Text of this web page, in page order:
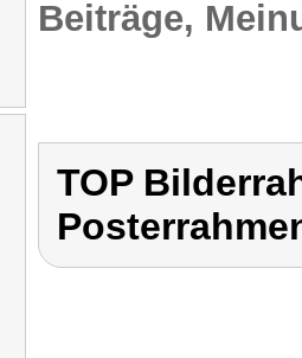
Beiträge,
TOP